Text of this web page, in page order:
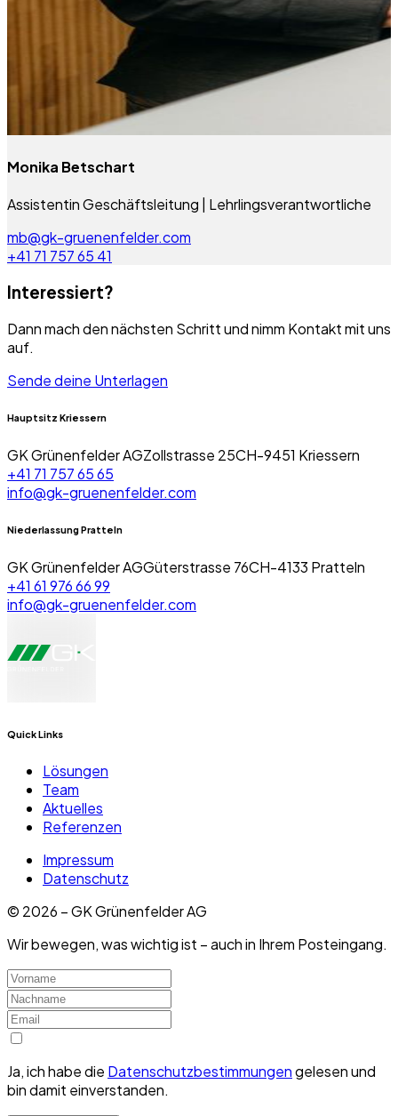
Monika Betschart
Assistentin Geschäftsleitung | Lehrlingsverantwortliche
mb@gk-gruenenfelder.com
+41 71 757 65 41
Interessiert?
Dann mach den nächsten Schritt und nimm Kontakt mit uns
auf.
Sende deine Unterlagen
Hauptsitz Kriessern
GK Grünenfelder AGZollstrasse 25CH-9451 Kriessern
+41 71 757 65 65
info@gk-gruenenfelder.com
Niederlassung Pratteln
GK Grünenfelder AGGüterstrasse 76CH-4133 Pratteln
+41 61 976 66 99
info@gk-gruenenfelder.com
Quick Links
Lösungen
Team
Aktuelles
Referenzen
Impressum
Datenschutz
© 2026 – GK Grünenfelder AG
Wir bewegen, was wichtig ist – auch in Ihrem Posteingang.
Ja, ich habe die Datenschutzbestimmungengelesen und
bin damit einverstanden.